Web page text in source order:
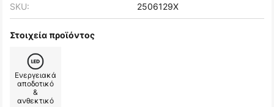
SKU: 2506129X
Στοιχεία προϊόντος
Ενεργειακά
αποδοτικό
&
ανθεκτικό